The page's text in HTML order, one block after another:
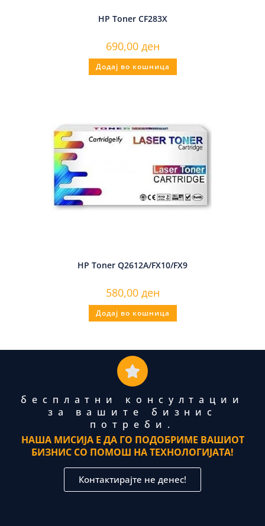
HP Toner CF283X
690,00 ден
Додај во кошница
HP Toner Q2612A/FX10/FX9
580,00 ден
Додај во кошница
бесплатни консултации
за вашите бизнис
потреби.
НАША МИСИЈА Е ДА ГО ПОДОБРИМЕ ВАШИОТ
БИЗНИС СО ПОМОШ НА ТЕХНОЛОГИЈАТА!
Контактирајте не денес!